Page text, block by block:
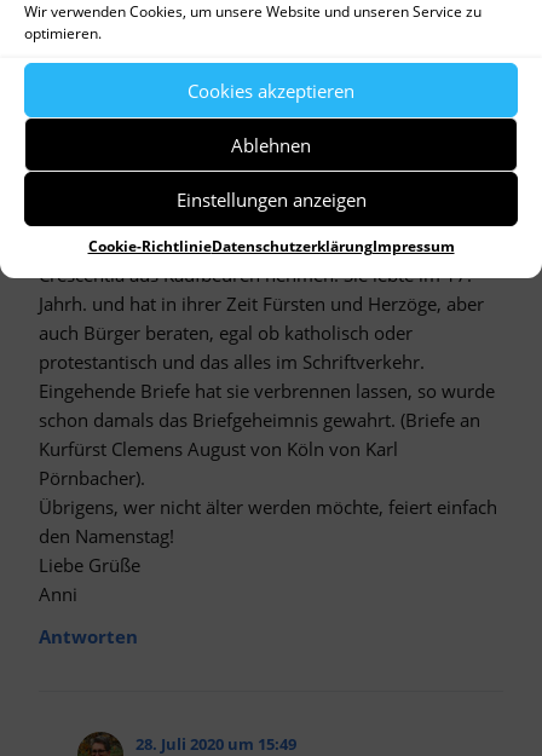
Wir verwenden Cookies, um unsere Website und unseren Service zu
optimieren.
Cookies akzeptieren
Ablehnen
Einstellungen anzeigen
Cookie-RichtlinieDatenschutzerklärungImpressum
Antworten
28. Juli 2020 um 14:57
Anni Härtl says:
aus dem Kreis der Heiligen für Blogger würde ich die
Crescentia aus Kaufbeuren nehmen. Sie lebte im 17.
Jahrh. und hat in ihrer Zeit Fürsten und Herzöge, aber
auch Bürger beraten, egal ob katholisch oder
protestantisch und das alles im Schriftverkehr.
Eingehende Briefe hat sie verbrennen lassen, so wurde
schon damals das Briefgeheimnis gewahrt. (Briefe an
Kurfürst Clemens August von Köln von Karl
Pörnbacher).
Übrigens, wer nicht älter werden möchte, feiert einfach
den Namenstag!
Liebe Grüße
Anni
Antworten
28. Juli 2020 um 15:49